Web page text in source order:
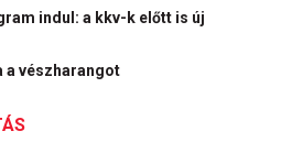
indul: a kkv-k előtt is új
a vészharangot